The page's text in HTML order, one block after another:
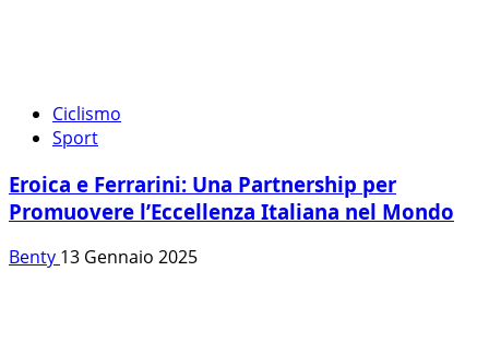
Ciclismo
Sport
Eroica e Ferrarini: Una Partnership per
Promuovere l’Eccellenza Italiana nel Mondo
Benty 13 Gennaio 2025